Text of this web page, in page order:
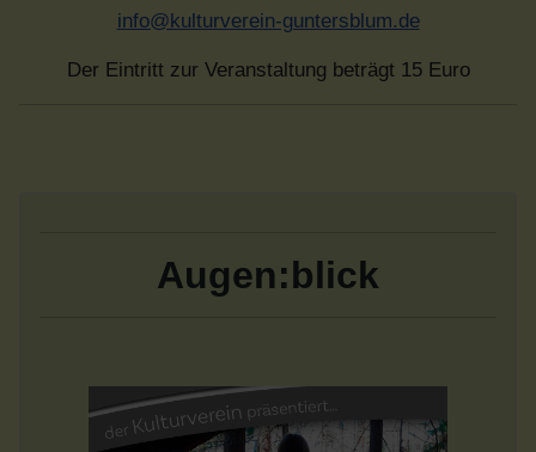
info@kulturverein-guntersblum.de
Der Eintritt zur Veranstaltung beträgt 15 Euro
Augen:blick